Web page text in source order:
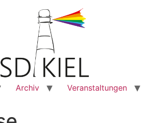
Archiv Veranstaltungen